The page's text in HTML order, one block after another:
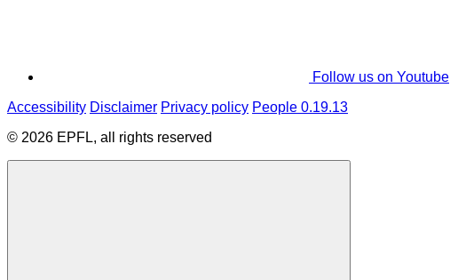
Follow us on Youtube
Accessibility Disclaimer Privacy policy People 0.19.13
© 2026 EPFL, all rights reserved